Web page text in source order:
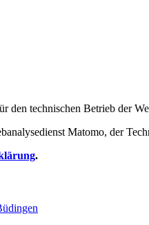
den technischen Betrieb der
Matomo, der
.